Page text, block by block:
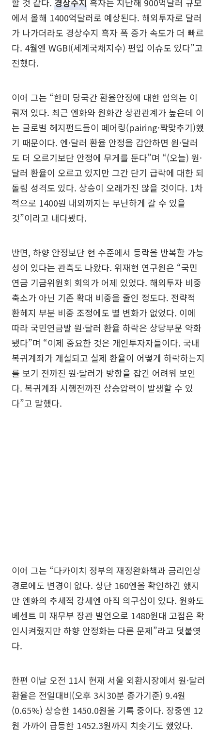
에서 올해 1400억달러로 예상된다. 해외투자로 달러
가 나가더라도 경상수지 흑자 폭 증가 속도가 더 빠르
다. 4월엔 WGBI(세계국채지수) 편입 이슈도 있다”고
전했다.
이어 그는 “한미 당국간 환율안정에 대한 합의는 이
뤄져 있다. 최근 엔화와 원화간 상관관계가 높은데 이
는 글로벌 헤지펀드들이 페어링(pairing·짝맞추기)했
기 때문이다. 엔·달러 환율 안정을 감안하면 원·달러
도 더 오르기보단 안정에 무게를 둔다”며 “(오늘) 원·
달러 환율이 오르고 있지만 그간 단기 급락에 대한 되
돌림 성격도 있다. 상승이 오래가진 않을 것이다. 1차
적으로 1400원 내외까지는 무난하게 갈 수 있을
것”이라고 내다봤다.
반면, 하향 안정보단 현 수준에서 등락을 반복할 가능
성이 있다는 관측도 나왔다. 위재현 연구원은 “국민
연금 기금위원회 회의가 어제 있었다. 해외투자 비중
축소가 아닌 기존 확대 비중을 줄인 정도다. 전략적
환헤지 부분 비중 조정에도 별 변화가 없었다. 이에
따라 국민연금발 원·달러 환율 하락은 상당부문 약화
됐다”며 “이제 중요한 것은 개인투자자들이다. 국내
복귀계좌가 개설되고 실제 환율이 어떻게 하락하는지
를 보기 전까진 원·달러가 방향을 잡긴 어려워 보인
다. 복귀계좌 시행전까진 상승압력이 발생할 수 있
다”고 말했다.
이어 그는 “다카이치 정부의 재정완화책과 금리인상
경로에도 변경이 없다. 상단 160엔을 확인하긴 했지
만 엔화의 추세적 강세엔 아직 의구심이 있다. 원화도
베센트 미 재무부 장관 발언으로 1480원대 고점은 확
인시켜줬지만 하향 안정화는 다른 문제”라고 덧붙엿
다.
한편 이날 오전 11시 현재 서울 외환시장에서 원·달러
환율은 전일대비(오후 3시30분 종가기준) 9.4원
(0.65%) 상승한 1450.0원을 기록 중이다. 장중엔 12
원 가까이 급등한 1452.3원까지 치솟기도 했었다.